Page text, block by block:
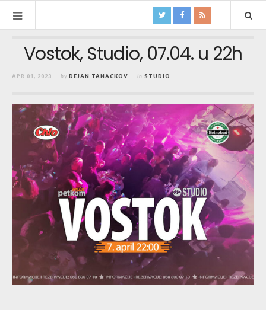
Vostok, Studio, 07.04. u 22h
APR 01, 2023 by DEJAN TANACKOV in STUDIO